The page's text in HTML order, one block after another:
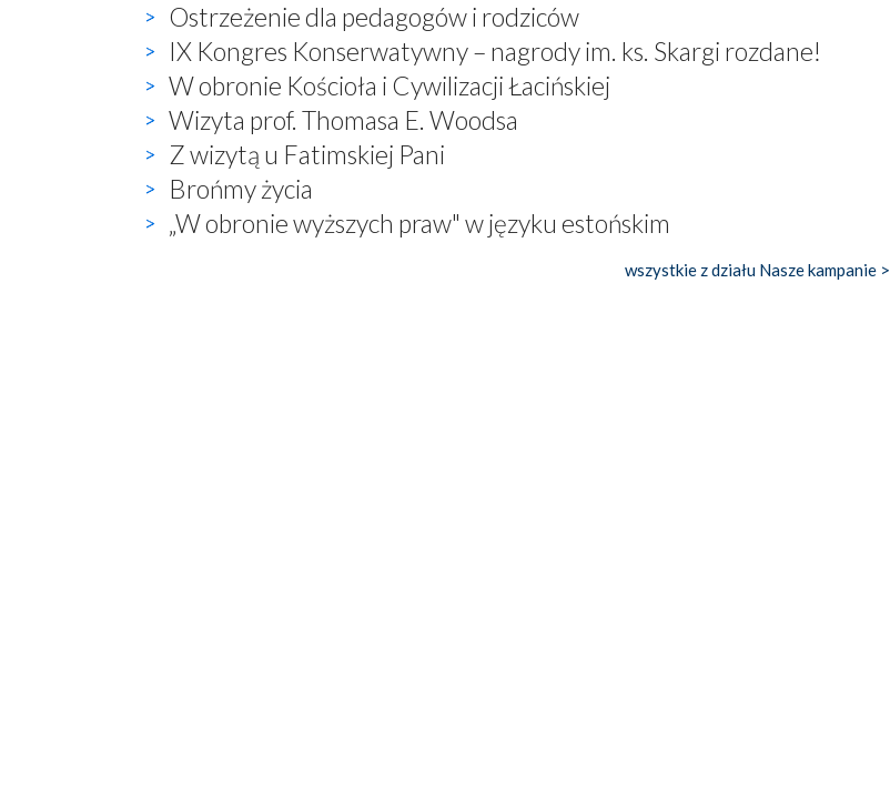
Ostrzeżenie dla pedagogów i rodziców
IX Kongres Konserwatywny – nagrody im. ks. Skargi rozdane!
W obronie Kościoła i Cywilizacji Łacińskiej
Wizyta prof. Thomasa E. Woodsa
Z wizytą u Fatimskiej Pani
Brońmy życia
„W obronie wyższych praw" w języku estońskim
wszystkie z działu Nasze kampanie >